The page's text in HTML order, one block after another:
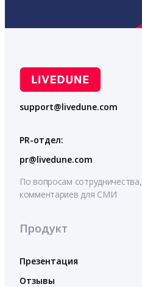
support@livedune.com
PR-отдел:
pr@livedune.com
По вопросам сотрудничества,
комментариев для СМИ
Продукт
Презентация
Отзывы